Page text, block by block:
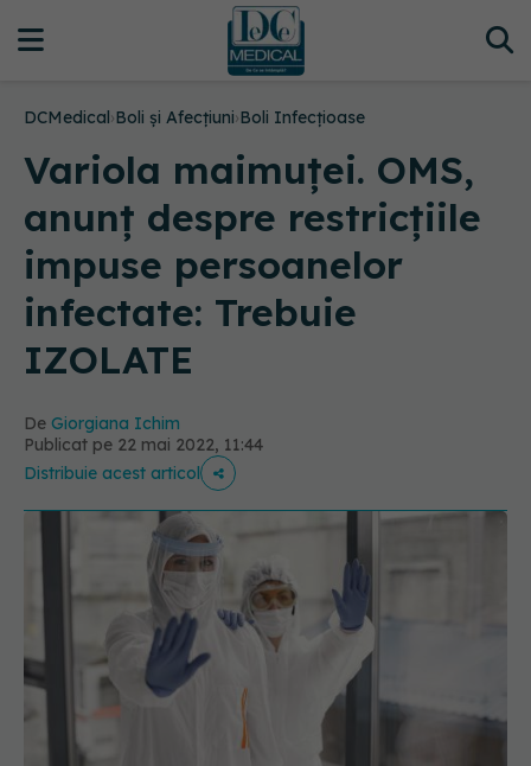
DCMedical›Boli și Afecțiuni›Boli Infecțioase
Variola maimuței. OMS,
anunț despre restricțiile
impuse persoanelor
infectate: Trebuie
IZOLATE
De Giorgiana Ichim
Publicat pe 22 mai 2022, 11:44
Distribuie acest articol